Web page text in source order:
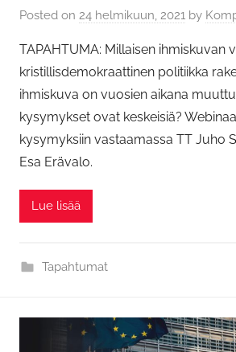
Posted on 24 helmikuun, 2021 by
TAPAHTUMA: Millaisen ihmiskuvan
kristillisdemokraattinen politiikka
ihmiskuva on vuosien aikana
kysymykset ovat keskeisiä?
kysymyksiin vastaamassa TT Juho
Esa Erävalo.
Lue lisää
Tapahtumat